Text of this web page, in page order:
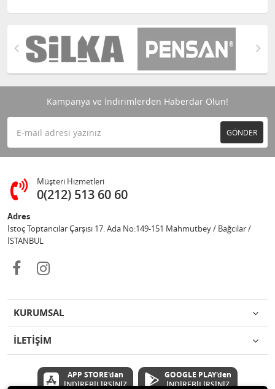
Kampanya ve İndirimlerden Haberdar Olun!
GÖNDER
Müşteri Hizmetleri
0(212) 513 60 60
Adres
İstoç Toptancılar Çarşısı 17. Ada No:149-151 Mahmutbey / Bağcılar /
İSTANBUL
KURUMSAL
İLETİŞİM
APP STORE'dan
İNDİREBİLİRSİNİZ
GOOGLE PLAY'den
İNDİREBİLİRSİNİZ